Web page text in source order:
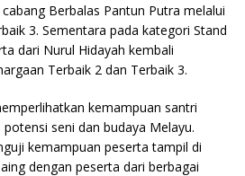
Berbalas Pantun Putra melalui
3. Sementara pada kategori Stand
dari Nurul Hidayah kembali
Terbaik 2 dan Terbaik 3.
kemampuan santri
seni dan budaya Melayu.
kemampuan peserta tampil di
dengan peserta dari berbagai